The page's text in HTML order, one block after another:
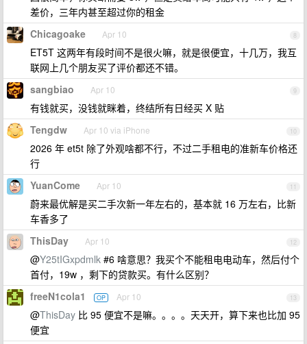
差价，三年内甚至超过你的租金
8
Chicagoake Apr 10
ET5T 这两年有段时间不是很火嘛，就是很便宜，十几万，我互
联网上几个朋友买了评价都还不错。
9
sangbiao Apr 10
有钱就买，没钱就眯着，终结所有日经买 X 贴
10
Tengdw Apr 10 via iPhone
2026 年 et5t 除了外观啥都不行，不过二手租电的准新车价格还
行
11
YuanCome Apr 10
蔚来最优解是买二手次新一年左右的，基本就 16 万左右，比新
车香多了
12
ThisDay Apr 10
@Y25tIGxpdmlk #6 啥意思？我买个不能租电电动车，然后付个
首付，19w ，剩下的贷款买。有什么区别？
13
freeN1cola1 OP Apr 10
@ThisDay 比 95 便宜不是嘛。。。。天天开，算下来也比加 95
便宜